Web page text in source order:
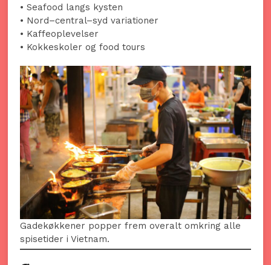
• Seafood langs kysten
• Nord–central–syd variationer
• Kaffeoplevelser
• Kokkeskoler og food tours
Gadekøkkener popper frem overalt omkring alle
spisetider i Vietnam.